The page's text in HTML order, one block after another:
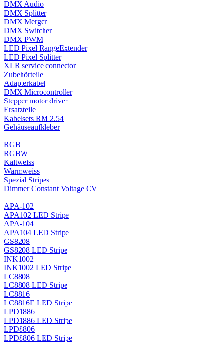
DMX Audio
DMX Splitter
DMX Merger
DMX Switcher
DMX PWM
LED Pixel RangeExtender
LED Pixel Splitter
XLR service connector
Zubehörteile
Adapterkabel
DMX Microcontroller
Stepper motor driver
Ersatzteile
Kabelsets RM 2.54
Gehäuseaufkleber
RGB
RGBW
Kaltweiss
Warmweiss
Spezial Stripes
Dimmer Constant Voltage CV
APA-102
APA102 LED Stripe
APA-104
APA104 LED Stripe
GS8208
GS8208 LED Stripe
INK1002
INK1002 LED Stripe
LC8808
LC8808 LED Stripe
LC8816
LC8816E LED Stripe
LPD1886
LPD1886 LED Stripe
LPD8806
LPD8806 LED Stripe